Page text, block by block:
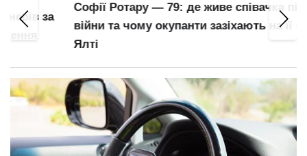
Софії Ротару — 79: де живе співачка під час
війни та чому окупанти зазіхають на її готель у